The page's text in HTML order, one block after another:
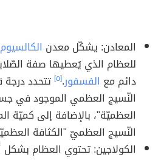
المعادن: يشكّل معدن الكالسيوم
للعظام الذي يُعطيها صفة
دائم مع الفسفور.[٥] تتحدد درجة
النّسيج العظمي الموجود في
العظميّة"، بالإضافة إلى كميّة
النّسيج العظميّ "الكثافة
الكولاجين: تحتوي العظام